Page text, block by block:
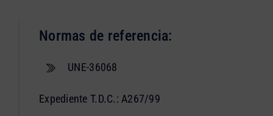
Normas de referencia:
UNE-36068
Expediente T.D.C.: A267/99